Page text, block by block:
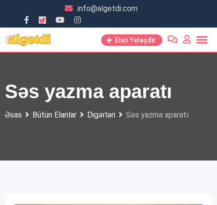
content
info@algetdi.com
Elan Yeləşdir
Səs yazma aparatı
Əsas Bütün Elanlar Digərləri Səs yazma aparatı